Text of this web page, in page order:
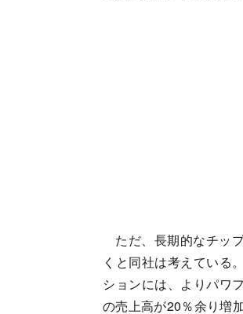
ただ、長期的なチッ
くと同社は考えている
ションには、よりパワ
の売上高が20％余り増